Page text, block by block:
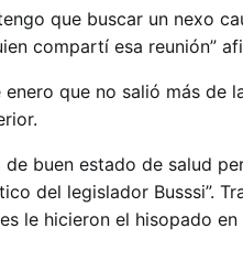
que buscar un nexo
compartí esa reunión”
que no salió más
buen estado de salud
del legislador Busssi”.
le hicieron el hisopado